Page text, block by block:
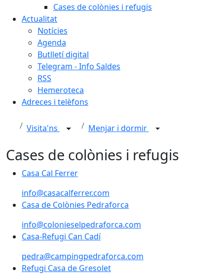
Cases de colònies i refugis
Actualitat
Notícies
Agenda
Butlletí digital
Telegram - Info Saldes
RSS
Hemeroteca
Adreces i telèfons
Visita'ns Menjar i dormir
Cases de colònies i refugis
Casa Cal Ferrer
info@casacalferrer.com
Casa de Colònies Pedraforca
info@colonieselpedraforca.com
Casa-Refugi Can Cadí
pedra@campingpedraforca.com
Refugi Casa de Gresolet